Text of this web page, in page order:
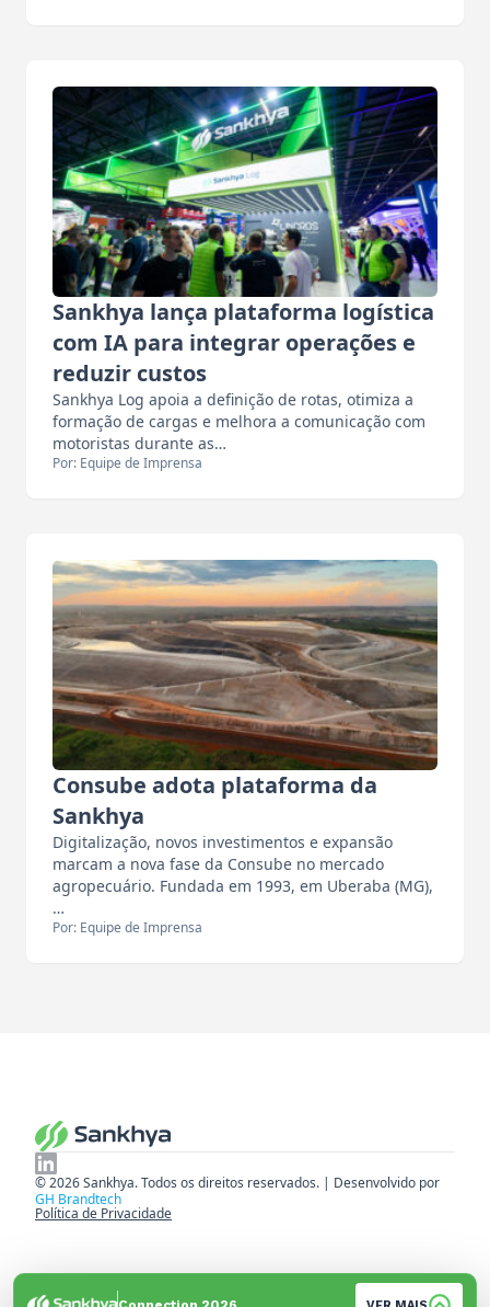
Sankhya lança plataforma logística
com IA para integrar operações e
reduzir custos
Sankhya Log apoia a definição de rotas, otimiza a
formação de cargas e melhora a comunicação com
motoristas durante as…
Por: Equipe de Imprensa
Consube adota plataforma da
Sankhya
Digitalização, novos investimentos e expansão
marcam a nova fase da Consube no mercado
agropecuário. Fundada em 1993, em Uberaba (MG),
…
Por: Equipe de Imprensa
© 2026 Sankhya. Todos os direitos reservados. | Desenvolvido por
GH Brandtech
Política de Privacidade